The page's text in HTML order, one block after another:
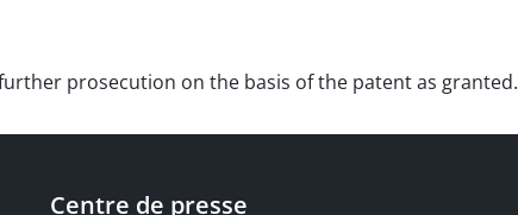
prosecution on the basis of the patent as granted.
Centre de presse